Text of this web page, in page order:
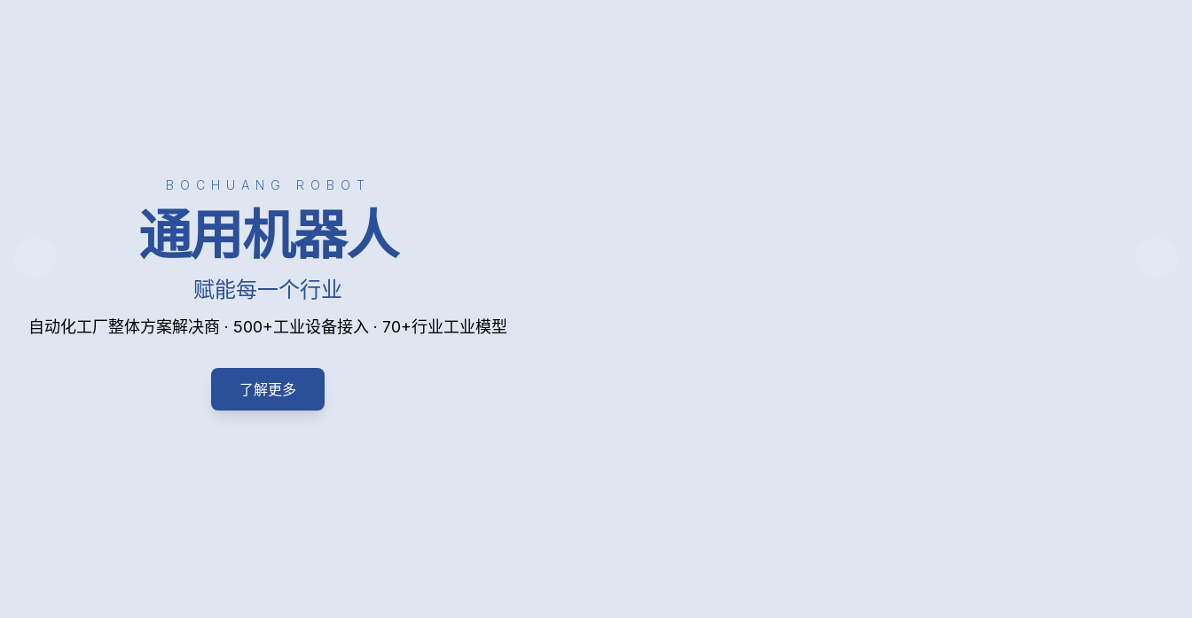
BOCHUANG ROBOT
通用机器人
赋能每一个行业
自动化工厂整体方案解决商 · 500+工业设备接入 · 70+行业工业模型
了解更多